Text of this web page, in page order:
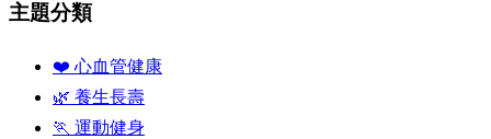
主題分類
❤️ 心血管健康
🌿 養生長壽
🏃 運動健身